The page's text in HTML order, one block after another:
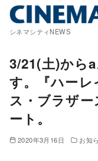
シネマシティNEWS
3/21(土)から
す。『ハー
ス・ブラザ
ート。
2020年3月16日 お知